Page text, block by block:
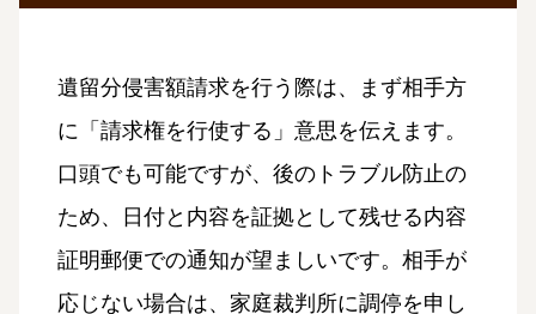
遺留分侵害額請求を行う際は、まず相手方
に「請求権を行使する」意思を伝えます。
口頭でも可能ですが、後のトラブル防止の
ため、日付と内容を証拠として残せる内容
証明郵便での通知が望ましいです。相手が
応じない場合は、家庭裁判所に調停を申し